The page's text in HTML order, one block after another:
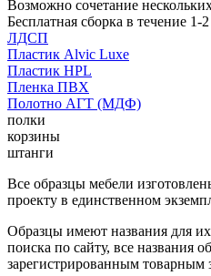
Возможно сочетание
Бесплатная сборка в течение 1-
ЛДСП
Пластик Alvic Luxe
Пластик HPL
Пленка ПВХ
Полотно АГТ (МДФ)
полки
корзины
штанги
Все образцы мебели
проекту в единственном
Образцы имеют названия для
поиска по сайту, все названия
зарегистрированным товарным